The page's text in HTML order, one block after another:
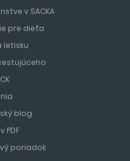
v SACKA
pre dieťa
letisku
blog
PDF
poriadok